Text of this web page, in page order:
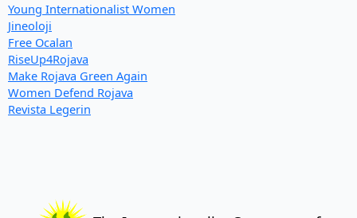
Young Internationalist Women
Jineoloji
Free Ocalan
RiseUp4Rojava
Make Rojava Green Again
Women Defend Rojava
Revista Legerin